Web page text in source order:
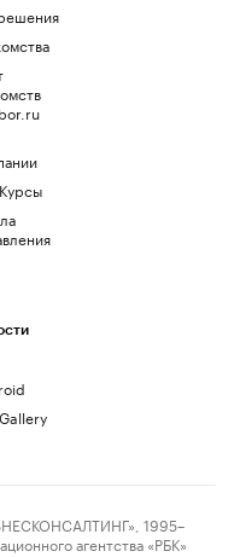
1995–
агентства «РБК»